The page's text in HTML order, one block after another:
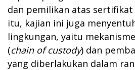
dan pemilikan atas sertifikat
itu, kajian ini juga
lingkungan, yaitu
(chain of custody) dan
yang diberlakukan dalam